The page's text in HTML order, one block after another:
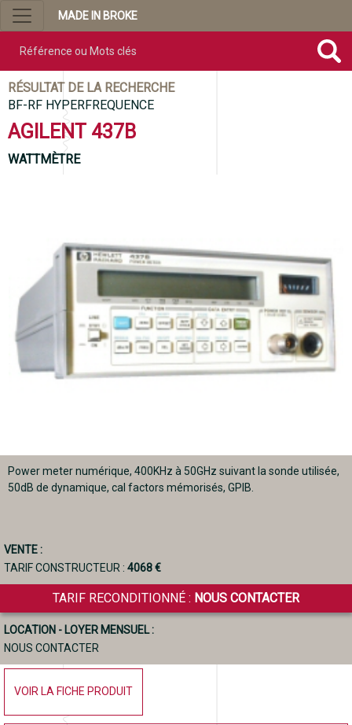
MADE IN BROKE
RÉSULTAT DE LA RECHERCHE
BF-RF HYPERFREQUENCE
AGILENT 437B
WATTMÈTRE
Power meter numérique, 400KHz à 50GHz suivant la sonde utilisée,
50dB de dynamique, cal factors mémorisés, GPIB.
VENTE :
TARIF CONSTRUCTEUR : 4068 €
TARIF RECONDITIONNÉ : NOUS CONTACTER
LOCATION - LOYER MENSUEL :
NOUS CONTACTER
VOIR LA FICHE PRODUIT